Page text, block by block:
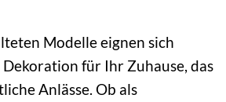
Modelle eignen sich
für Ihr Zuhause, das
Anlässe. Ob als